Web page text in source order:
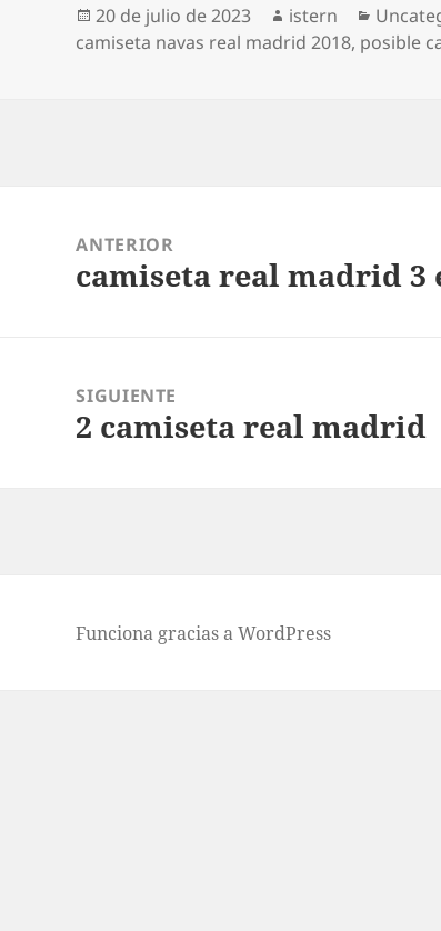
Publicado
el
20 de julio de 2023 Autor
istern
camiseta navas real madrid 2018, posible
entradas
ANTERIOR
Entrada
camiseta real madrid 3
SIGUIENTE
Entrada
2 camiseta real madrid
Funciona gracias a WordPress